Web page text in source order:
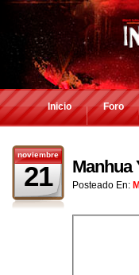
Inicio Foro
noviembre
21 Manhua
Posteado En: